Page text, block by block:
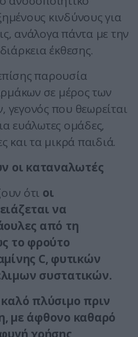
κινδύνους για
ανάλογα πάντα με την
έκθεσης.
παρουσία
σε μέρος των
γεγονός που θεωρείται
ευάλωτες ομάδες,
και τα μικρά παιδιά.
οι καταναλωτές
ότι οι
να
από τη
το φρούτο
C, φυτικών
συστατικών.
πλύσιμο πριν
με άφθονο καθαρό